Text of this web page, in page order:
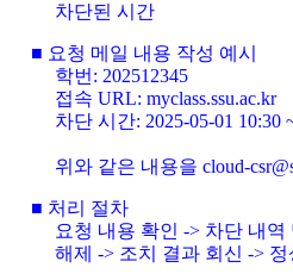
차단된 시간
■ 요청 메일 내용 작성 예시
학번: 202512345
접속 URL: myclass.ssu.ac.kr
차단 시간: 2025-05-01 10:30
위와 같은 내용을 cloud-
■ 처리 절차
요청 내용 확인 -> 차단 내
해제 -> 조치 결과 회신 ->